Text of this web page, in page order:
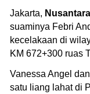
Jakarta,
suaminya Febri
kecelakaan di
KM 672+300 ruas
Vanessa Angel
satu liang lahat di